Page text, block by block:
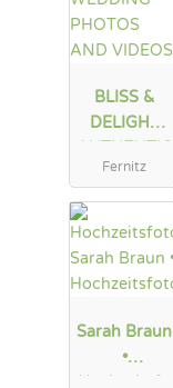
BLISS &
DELIGHT
WEDDING
PHOTOS
AND
VIDEOS
Fernitz
Sarah Braun
•